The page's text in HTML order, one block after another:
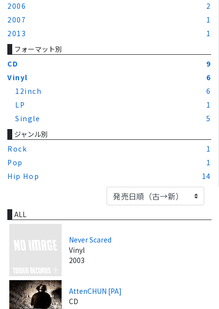
2006
2
2007
1
2013
1
フォーマット別
CD
9
Vinyl
6
12inch
6
LP
1
Single
5
ジャンル別
Rock
1
Pop
1
Hip Hop
14
ALL
Never Scared
Vinyl
2003
AttenCHUN [PA]
CD